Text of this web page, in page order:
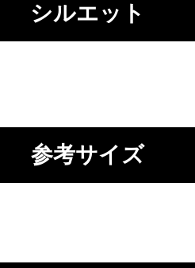
シルエット
参考サイズ